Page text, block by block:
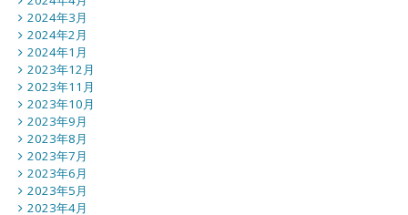
2024年3月
2024年2月
2024年1月
2023年12月
2023年11月
2023年10月
2023年9月
2023年8月
2023年7月
2023年6月
2023年5月
2023年4月